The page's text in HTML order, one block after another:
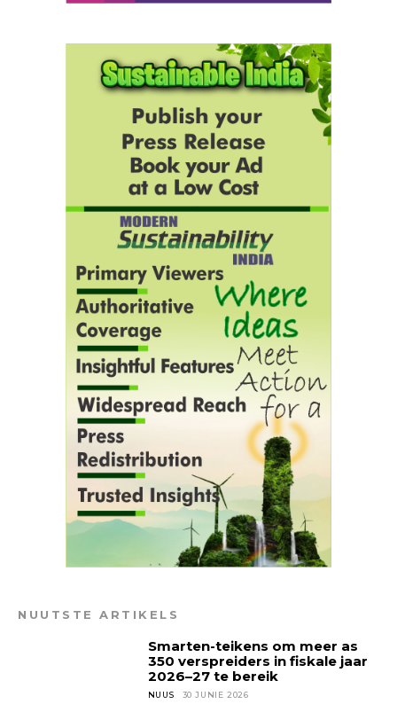
NUUTSTE ARTIKELS
Smarten-teikens om meer as
350 verspreiders in fiskale jaar
2026–27 te bereik
NUUS 30 JUNIE 2026